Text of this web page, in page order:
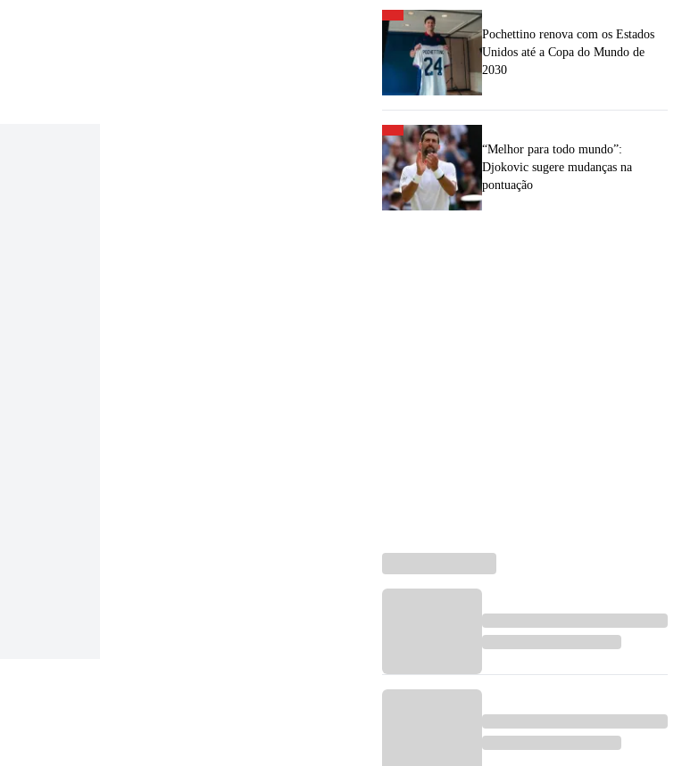
Pochettino renova com os Estados
Unidos até a Copa do Mundo de
2030
“Melhor para todo mundo”:
Djokovic sugere mudanças na
pontuação